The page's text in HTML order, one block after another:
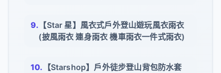
【Star 星】風衣式戶外登山遊玩風衣雨衣
(披風雨衣 連身雨衣 機車雨衣一件式雨衣)
【Starshop】戶外徒步登山背包防水套